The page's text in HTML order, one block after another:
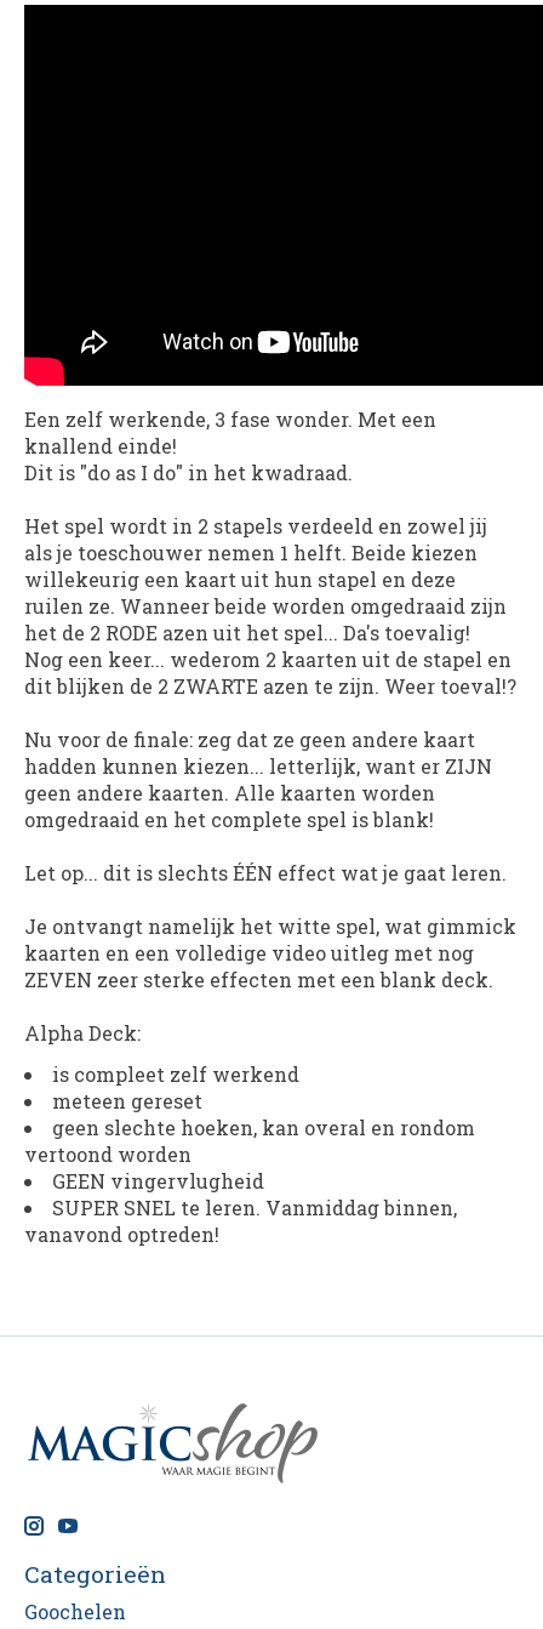
Een zelf werkende, 3 fase wonder. Met een
knallend einde!
Dit is "do as I do" in het kwadraad.
Het spel wordt in 2 stapels verdeeld en zowel jij
als je toeschouwer nemen 1 helft. Beide kiezen
willekeurig een kaart uit hun stapel en deze
ruilen ze. Wanneer beide worden omgedraaid zijn
het de 2 RODE azen uit het spel... Da's toevalig!
Nog een keer... wederom 2 kaarten uit de stapel en
dit blijken de 2 ZWARTE azen te zijn. Weer toeval!?
Nu voor de finale: zeg dat ze geen andere kaart
hadden kunnen kiezen... letterlijk, want er ZIJN
geen andere kaarten. Alle kaarten worden
omgedraaid en het complete spel is blank!
Let op... dit is slechts ÉÉN effect wat je gaat leren.
Je ontvangt namelijk het witte spel, wat gimmick
kaarten en een volledige video uitleg met nog
ZEVEN zeer sterke effecten met een blank deck.
Alpha Deck:
is compleet zelf werkend
meteen gereset
geen slechte hoeken, kan overal en rondom
vertoond worden
GEEN vingervlugheid
SUPER SNEL te leren. Vanmiddag binnen,
vanavond optreden!
Categorieën
Goochelen